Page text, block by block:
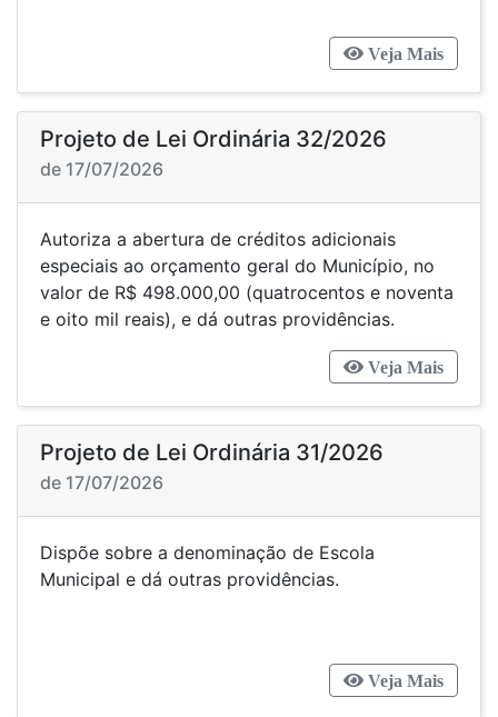
Veja Mais
Projeto de Lei Ordinária 32/2026
de 17/07/2026
Autoriza a abertura de créditos adicionais
especiais ao orçamento geral do Município, no
valor de R$ 498.000,00 (quatrocentos e noventa
e oito mil reais), e dá outras providências.
Veja Mais
Projeto de Lei Ordinária 31/2026
de 17/07/2026
Dispõe sobre a denominação de Escola
Municipal e dá outras providências.
Veja Mais